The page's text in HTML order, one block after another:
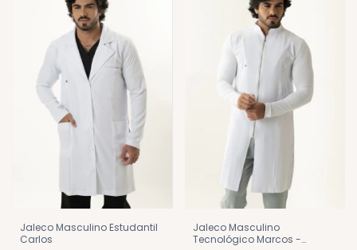
Jaleco Masculino Estudantil
Carlos
Jaleco Masculino
Tecnológico Marcos -